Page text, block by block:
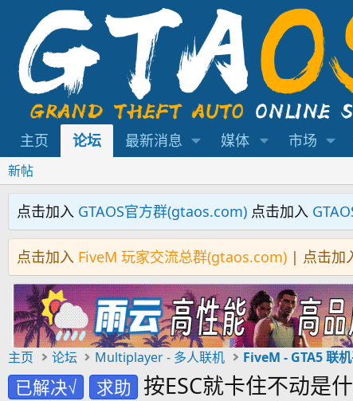
主页 论坛 最新消息 媒体 市场
新帖
点击加入 GTAOS官方群(gtaos.com) 点击加入
点击加入 FiveM 玩家交流总群(gtaos.com) | 点击加
主页 论坛 Multiplayer - 多人联机 FiveM - GTA5 联
已解决√ 求助 按ESC就卡住不动是